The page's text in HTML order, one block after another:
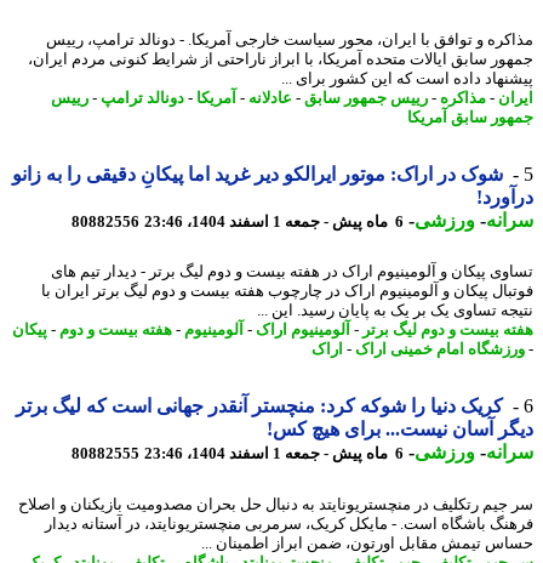
و توافق با ایران، محور سیاست خارجی آمریکا. - دونالد ترامپ، رییس
سابق ایالات متحده آمریکا، با ابراز ناراحتی از شرایط کنونی مردم ایران،
داده است که این کشور برای ...
- مذاکره -رییس جمهور سابق-عادلانه-آمریکا- دونالد ترامپ -رییس
سابق آمریکا
شوک در اراک: موتور ایرالکو دیر غرید اما پیکانِ دقیقی را به زانو
- ورزشی-6 ماه پیش - جمعه 1 اسفند 1404، 23:46 80882556
پیکان و آلومینیوم اراک در هفته بیست و دوم لیگ برتر - دیدار تیم های
پیکان و آلومینیوم اراک در چارچوب هفته بیست و دوم لیگ برتر ایران با
تساوی یک بر یک به پایان رسید. این ...
بیست و دوم لیگ برتر - آلومینیوم اراک - آلومینیوم-هفته بیست و دوم -پیکان
امام خمینی اراک - اراک
کریک دنیا را شوکه کرد: منچستر آنقدر جهانی است که لیگ برتر
آسان نیست... برای هیچ کس!
- ورزشی-6 ماه پیش - جمعه 1 اسفند 1404، 23:46 80882555
رتکلیف در منچستریونایتد به دنبال حل بحران مصدومیت بازیکنان و اصلاح
باشگاه است. - مایکل کریک، سرمربی منچستریونایتد، در آستانه دیدار
تیمش مقابل اورتون، ضمن ابراز اطمینان ...